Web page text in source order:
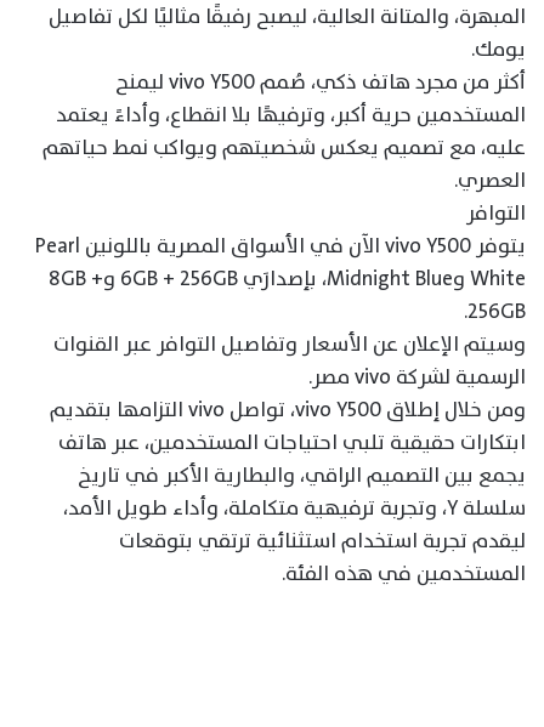
المبهرة، والمتانة العالية، ليصبح رفيقًا مثاليًا لكل تفاصيل
يومك.
أكثر من مجرد هاتف ذكي، صُمم vivo Y500 ليمنح
المستخدمين حرية أكبر، وترفيهًا بلا انقطاع، وأداءً يعتمد
عليه، مع تصميم يعكس شخصيتهم ويواكب نمط حياتهم
العصري.
التوافر
يتوفر vivo Y500 الآن في الأسواق المصرية باللونين Pearl
White وMidnight Blue، بإصدارَي 6GB + 256GB و8GB +
256GB.
وسيتم الإعلان عن الأسعار وتفاصيل التوافر عبر القنوات
الرسمية لشركة vivo مصر.
ومن خلال إطلاق vivo Y500، تواصل vivo التزامها بتقديم
ابتكارات حقيقية تلبي احتياجات المستخدمين، عبر هاتف
يجمع بين التصميم الراقي، والبطارية الأكبر في تاريخ
سلسلة Y، وتجربة ترفيهية متكاملة، وأداء طويل الأمد،
ليقدم تجربة استخدام استثنائية ترتقي بتوقعات
المستخدمين في هذه الفئة.